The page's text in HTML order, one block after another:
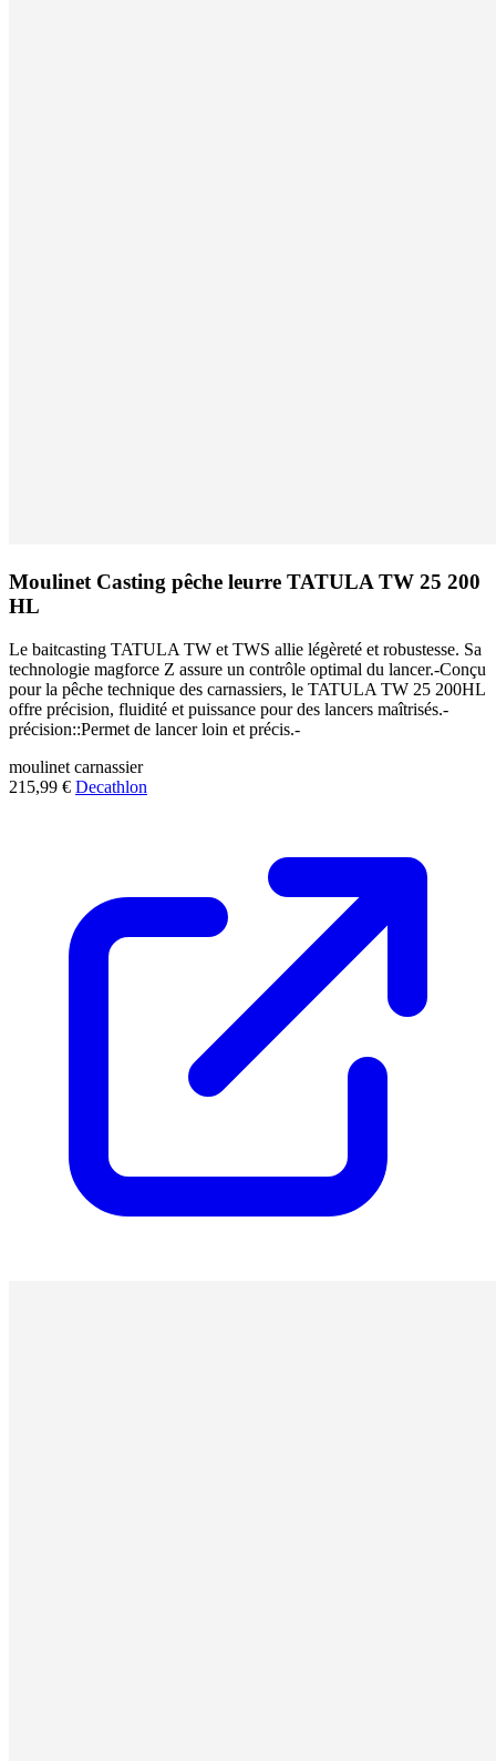
Moulinet Casting pêche leurre TATULA TW 25 200
HL
Le baitcasting TATULA TW et TWS allie légèreté et robustesse. Sa
technologie magforce Z assure un contrôle optimal du lancer.-Conçu
pour la pêche technique des carnassiers, le TATULA TW 25 200HL
offre précision, fluidité et puissance pour des lancers maîtrisés.-
précision::Permet de lancer loin et précis.-
moulinet carnassier
215,99 € Decathlon